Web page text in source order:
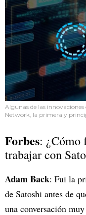
Algunas de las
Network, la primera y
Forbes: ¿Cómo
trabajar con
Adam Back: Fui la
de Satoshi antes de
una conversación